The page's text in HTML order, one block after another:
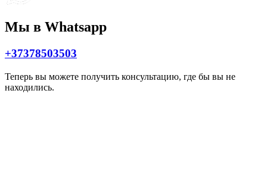
Мы в Whatsapp
+37378503503
Теперь вы можете получить консультацию, где бы вы не
находились.